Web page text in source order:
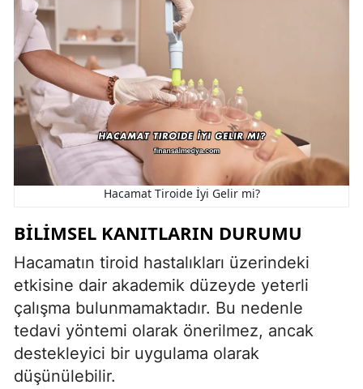
Hacamat Tiroide İyi Gelir mi?
BILIMSEL KANITLARIN DURUMU
Hacamatın tiroid hastalıkları üzerindeki
etkisine dair akademik düzeyde yeterli
çalışma bulunmamaktadır. Bu nedenle
tedavi yöntemi olarak önerilmez, ancak
destekleyici bir uygulama olarak
düşünülebilir.